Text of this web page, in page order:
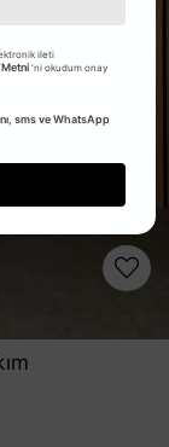
ileti
'ni okudum onay
sms ve WhatsApp